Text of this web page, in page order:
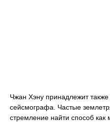
Чжан Хэну принадлежит
сейсмографа. Частые
стремление найти способ как